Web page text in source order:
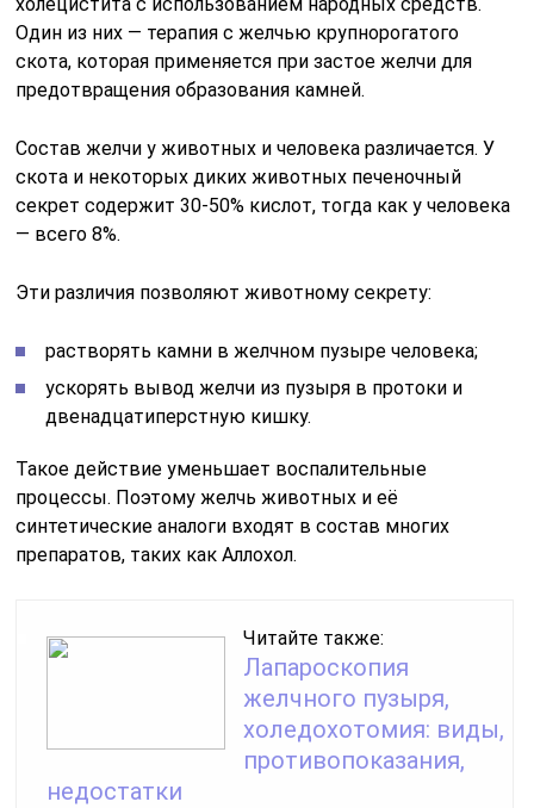
холецистита с использованием народных средств.
Один из них — терапия с желчью крупнорогатого
скота, которая применяется при застое желчи для
предотвращения образования камней.
Состав желчи у животных и человека различается. У
скота и некоторых диких животных печеночный
секрет содержит 30-50% кислот, тогда как у человека
— всего 8%.
Эти различия позволяют животному секрету:
растворять камни в желчном пузыре человека;
ускорять вывод желчи из пузыря в протоки и
двенадцатиперстную кишку.
Такое действие уменьшает воспалительные
процессы. Поэтому желчь животных и её
синтетические аналоги входят в состав многих
препаратов, таких как Аллохол.
Читайте также:
Лапароскопия
желчного пузыря,
холедохотомия: виды,
противопоказания,
недостатки